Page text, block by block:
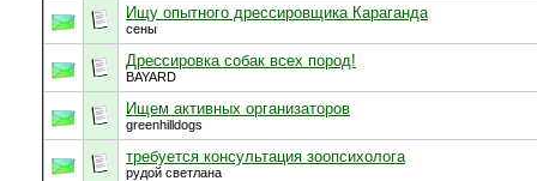
Ищу опытного дрессировщика Караганда
сены
Дрессировка собак всех пород!
BAYARD
Ищем активных организаторов
greenhilldogs
требуется консультация зоопсихолога
рудой светлана